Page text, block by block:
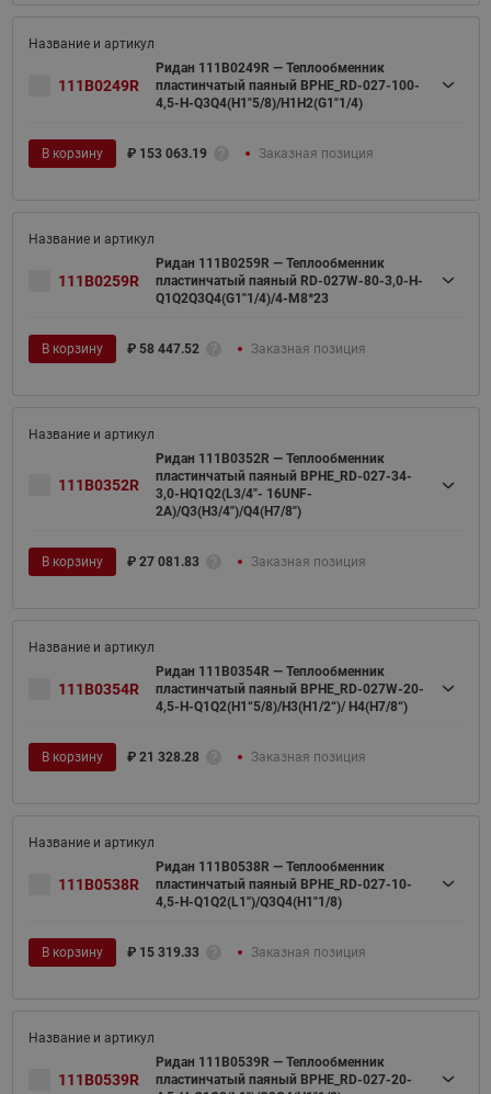
111B0249R
Ридан 111B0249R — Теплообменник
пластинчатый паяный BPHE_RD-027-100-
4,5-H-Q3Q4(H1"5/8)/H1H2(G1"1/4)
В корзину ₽ 153 063.19 Заказная позиция
111B0259R
Ридан 111B0259R — Теплообменник
пластинчатый паяный RD-027W-80-3,0-H-
Q1Q2Q3Q4(G1''1/4)/4-M8*23
В корзину ₽ 58 447.52 Заказная позиция
111B0352R
Ридан 111B0352R — Теплообменник
пластинчатый паяный BPHE_RD-027-34-
3,0-HQ1Q2(L3/4"- 16UNF-
2A)/Q3(H3/4")/Q4(H7/8")
В корзину ₽ 27 081.83 Заказная позиция
111B0354R
Ридан 111B0354R — Теплообменник
пластинчатый паяный BPHE_RD-027W-20-
4,5-H-Q1Q2(H1“5/8)/H3(H1/2“)/ H4(H7/8“)
В корзину ₽ 21 328.28 Заказная позиция
111B0538R
Ридан 111B0538R — Теплообменник
пластинчатый паяный BPHE_RD-027-10-
4,5-H-Q1Q2(L1")/Q3Q4(H1"1/8)
В корзину ₽ 15 319.33 Заказная позиция
111B0539R
Ридан 111B0539R — Теплообменник
пластинчатый паяный BPHE_RD-027-20-